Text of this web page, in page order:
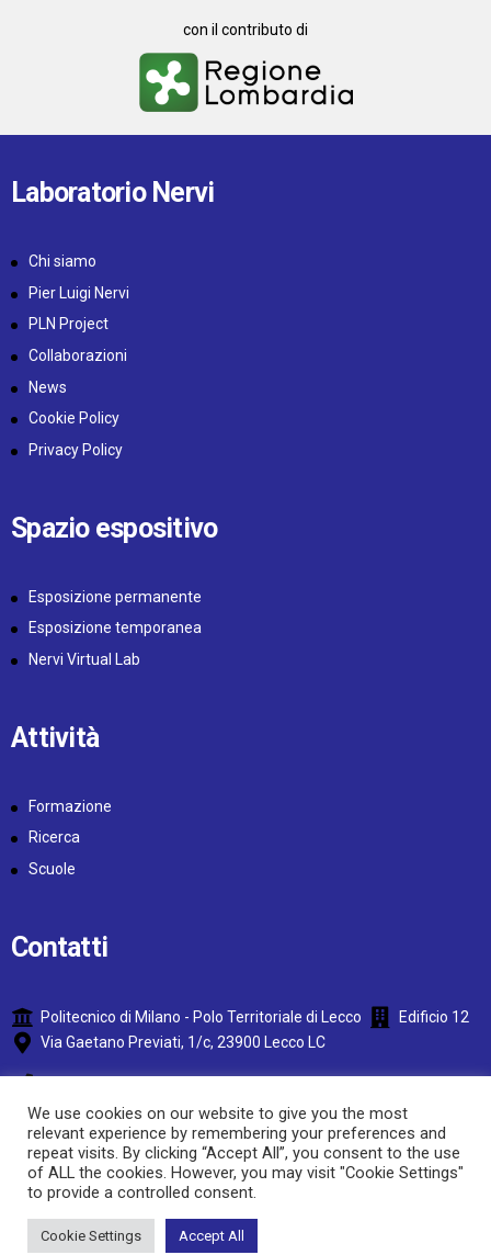
con il contributo di
Laboratorio Nervi
Chi siamo
Pier Luigi Nervi
PLN Project
Collaborazioni
News
Cookie Policy
Privacy Policy
Spazio espositivo
Esposizione permanente
Esposizione temporanea
Nervi Virtual Lab
Attività
Formazione
Ricerca
Scuole
Contatti
Politecnico di Milano - Polo Territoriale di Lecco
Edificio 12
Via Gaetano Previati, 1/c, 23900 Lecco LC
laboratorio-nervi-lecco@polimi.it
LaboratorioNervi LaboratorioNervi
Copyright © 2022 Laboratorio Nervi – Copyright © Photographs Mario
Carrieri – All rights reserved
We use cookies on our website to give you the most
relevant experience by remembering your preferences and
repeat visits. By clicking “Accept All”, you consent to the use
of ALL the cookies. However, you may visit "Cookie Settings"
to provide a controlled consent.
Cookie Settings Accept All